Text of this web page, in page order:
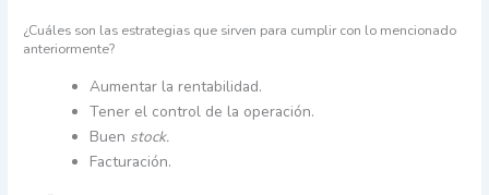
¿Cuáles son las estrategias que sirven para cumplir con lo mencionado
anteriormente?
Aumentar la rentabilidad.
Tener el control de la operación.
Buen stock.
Facturación.